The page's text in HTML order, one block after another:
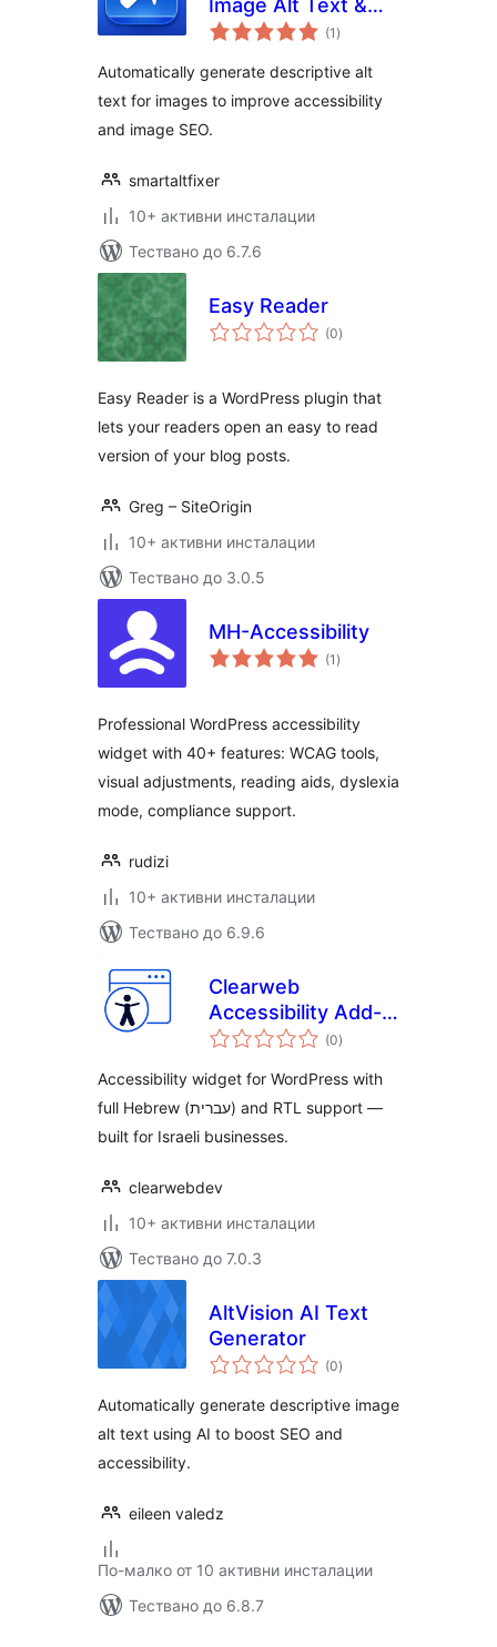
Image Alt Text &
SEO
(1 общо
оценки
)
Automatically generate descriptive alt
text for images to improve accessibility
and image SEO.
smartaltfixer
10+ активни инсталации
Тествано до 6.7.6
Easy Reader
(0общо
оценки
)
Easy Reader is a WordPress plugin that
lets your readers open an easy to read
version of your blog posts.
Greg – SiteOrigin
10+ активни инсталации
Тествано до 3.0.5
MH-Accessibility
(1 общо
оценки
)
Professional WordPress accessibility
widget with 40+ features: WCAG tools,
visual adjustments, reading aids, dyslexia
mode, compliance support.
rudizi
10+ активни инсталации
Тествано до 6.9.6
Clearweb
Accessibility Add-
on
(0общо
оценки
)
Accessibility widget for WordPress with
full Hebrew (עברית) and RTL support —
built for Israeli businesses.
clearwebdev
10+ активни инсталации
Тествано до 7.0.3
AltVision AI Text
Generator
(0общо
оценки
)
Automatically generate descriptive image
alt text using AI to boost SEO and
accessibility.
eileen valedz
По-малко от 10 активни инсталации
Тествано до 6.8.7